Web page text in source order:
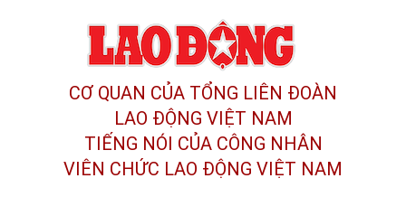
CƠ QUAN CỦA TỔNG LIÊN ĐOÀN
LAO ĐỘNG VIỆT NAM
TIẾNG NÓI CỦA CÔNG NHÂN
VIÊN CHỨC LAO ĐỘNG VIỆT NAM